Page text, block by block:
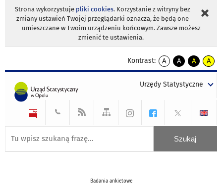
Strona wykorzystuje pliki cookies. Korzystanie z witryny bez
zmiany ustawień Twojej przeglądarki oznacza, że będą one
umieszczane w Twoim urządzeniu końcowym. Zawsze możesz
zmienić te ustawienia.
Kontrast:
A
kontrast
A
kontrast
tekst
czarnym
A
kontrast
tekst
czarnym
A
tekst
żółtym
Urzędy Statystyczne
Badania ankietowe